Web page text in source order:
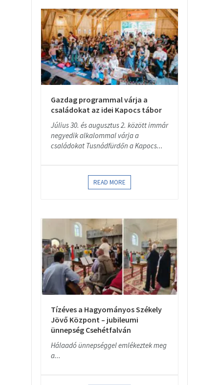
Gazdag programmal várja a
családokat az idei Kapocs tábor
Július 30. és augusztus 2. között immár
negyedik alkalommal várja a
családokat Tusnádfürdőn a Kapocs...
READ MORE
Tízéves a Hagyományos Székely
Jövő Központ – jubileumi
ünnepség Csehétfalván
Hálaadó ünnepséggel emlékeztek meg
a...